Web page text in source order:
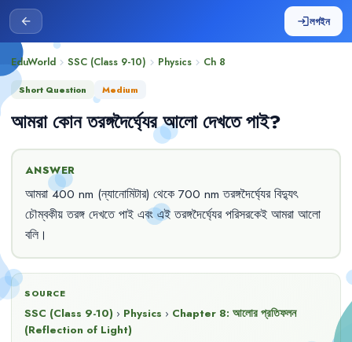
arrow_back loginলগইন
EduWorld chevron_right SSC (Class 9-10) chevron_right Physics chevron_right Ch 8
Short Question Medium
আমরা কোন তরঙ্গদৈর্ঘ্যের আলো দেখতে পাই?
ANSWER
আমরা 400 nm (ন্যানোমিটার) থেকে 700 nm তরঙ্গদৈর্ঘ্যের বিদ্যুৎ
চৌম্বকীয় তরঙ্গ দেখতে পাই এবং এই তরঙ্গদৈর্ঘ্যের পরিসরকেই আমরা আলো
বলি।
SOURCE
SSC (Class 9-10) › Physics › Chapter 8: আলোর প্রতিফলন
(Reflection of Light)